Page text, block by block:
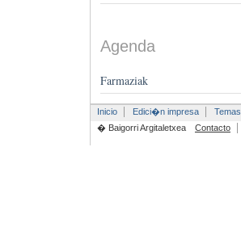
Agenda
Farmaziak
Inicio Edici�n impresa Temas
� Baigorri Argitaletxea
Contacto